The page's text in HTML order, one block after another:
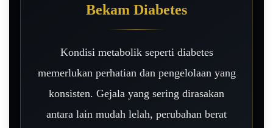
Bekam Diabetes
Kondisi metabolik seperti diabetes
memerlukan perhatian dan pengelolaan yang
konsisten. Gejala yang sering dirasakan
antara lain mudah lelah, perubahan berat